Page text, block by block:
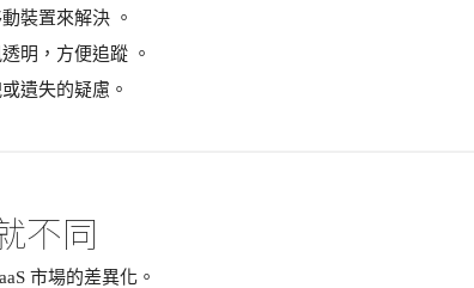
裝置來解決 。
明，方便追蹤 。
遺失的疑慮。
不同
市場的差異化。